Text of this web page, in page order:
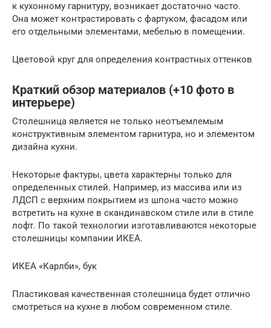
к кухонному гарнитуру, возникает достаточно часто.
Она может контрастировать с фартуком, фасадом или
его отдельными элементами, мебелью в помещении.
Цветовой круг для определения контрастных оттенков
Краткий обзор материалов (+10 фото в
интерьере)
Столешница является не только неотъемлемым
конструктивным элементом гарнитура, но и элементом
дизайна кухни.
Некоторые фактуры, цвета характерны только для
определенных стилей. Например, из массива или из
ЛДСП с верхним покрытием из шпона часто можно
встретить на кухне в скандинавском стиле или в стиле
лофт. По такой технологии изготавливаются некоторые
столешницы компании ИКЕА.
ИКЕА «Карлби», бук
Пластиковая качественная столешница будет отлично
смотреться на кухне в любом современном стиле.